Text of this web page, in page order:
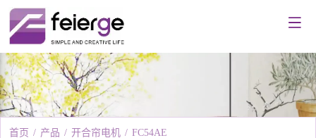
首页 / 产品 / 开合帘电机 / FC54AE